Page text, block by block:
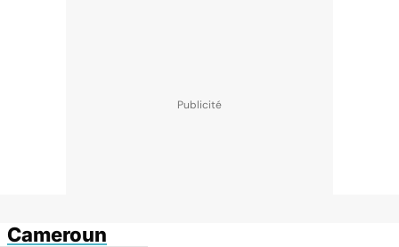
Cameroun